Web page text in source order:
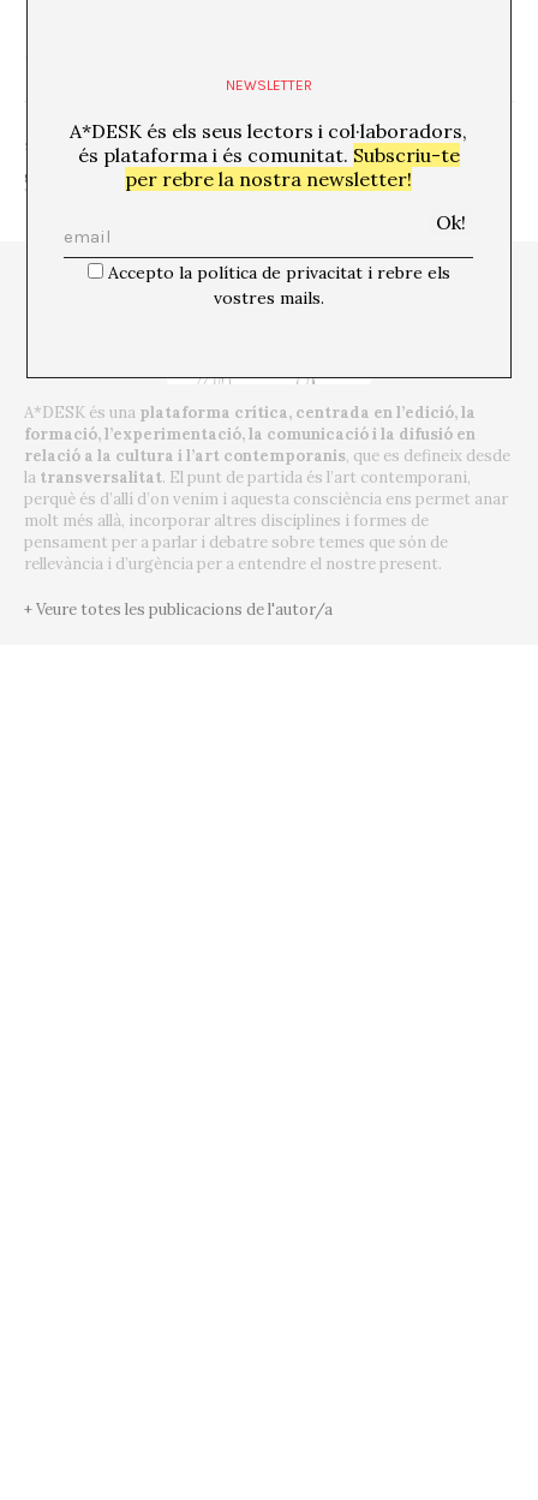
Barcelona, 12 d’abril de 2012
SHARE
A*DESK és una plataforma crítica, centrada en l’edició, la
formació, l’experimentació, la comunicació i la difusió en
relació a la cultura i l’art contemporanis, que es defineix desde
la transversalitat. El punt de partida és l’art contemporani,
perquè és d’allí d’on venim i aquesta consciència ens permet anar
molt més allà, incorporar altres disciplines i formes de
pensament per a parlar i debatre sobre temes que són de
rellevància i d’urgència per a entendre el nostre present.
+ Veure totes les publicacions de l'autor/a
NEWSLETTER
A*DESK és els seus lectors i col·laboradors,
és plataforma i és comunitat. Subscriu-te
per rebre la nostra newsletter!
Accepto la política de privacitat i rebre els
vostres mails.